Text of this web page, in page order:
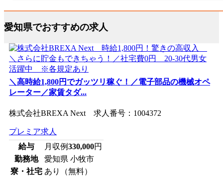
愛知県でおすすめの求人
＼高時給1,800円でガッツリ稼ぐ！／電子部品の機械オペ
レーター／家賃タダ...
株式会社BREXA Next 求人番号：1004372
プレミア求人
給与
月収例330,000円
勤務地
愛知県 小牧市
寮・社宅 あり（無料）